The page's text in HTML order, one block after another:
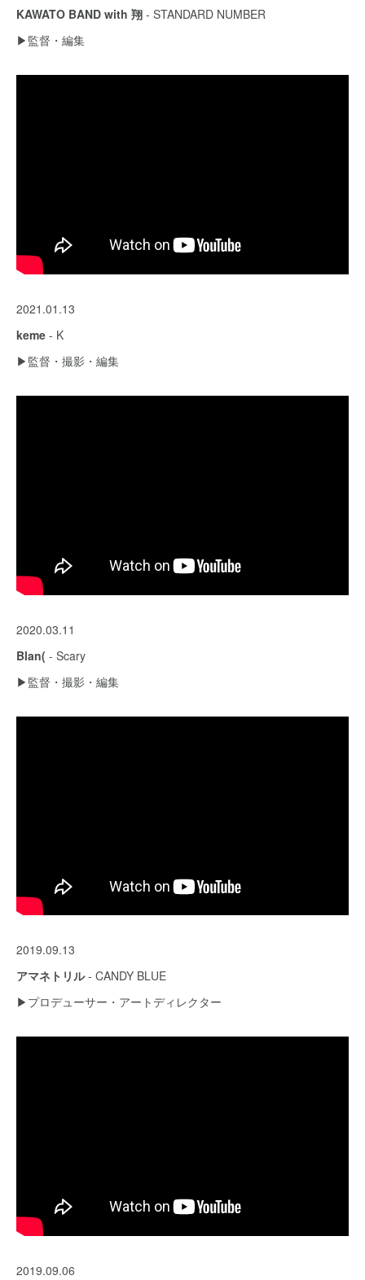
KAWATO BAND with 翔 - STANDARD NUMBER
▶︎監督・編集
2021.01.13
keme - K
▶︎監督・撮影・編集
2020.03.11
Blan( - Scary
▶︎監督・撮影・編集
2019.09.13
アマネトリル- CANDY BLUE
▶︎プロデューサー・アートディレクター
2019.09.06